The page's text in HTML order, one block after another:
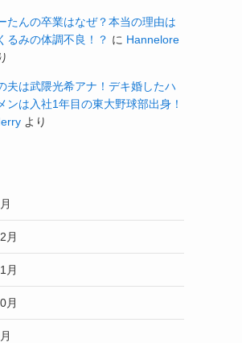
たんの卒業はなぜ？本当の理由は
るみの体調不良！？ に Hannelore
夫は武隈光希アナ！デキ婚したハ
ンは入社1年目の東大野球部出身！
より
月
月
月